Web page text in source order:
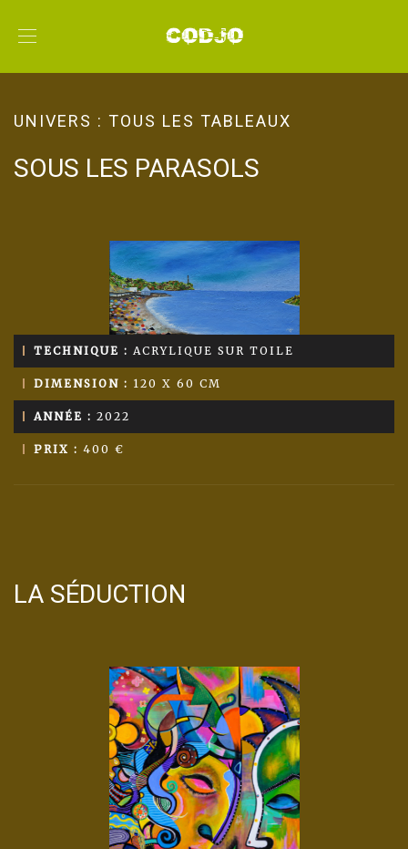
UNIVERS : TOUS LES TABLEAUX
SOUS LES PARASOLS
TECHNIQUE : ACRYLIQUE SUR TOILE
DIMENSION : 120 X 60 CM
ANNÉE : 2022
PRIX : 400 €
LA SÉDUCTION